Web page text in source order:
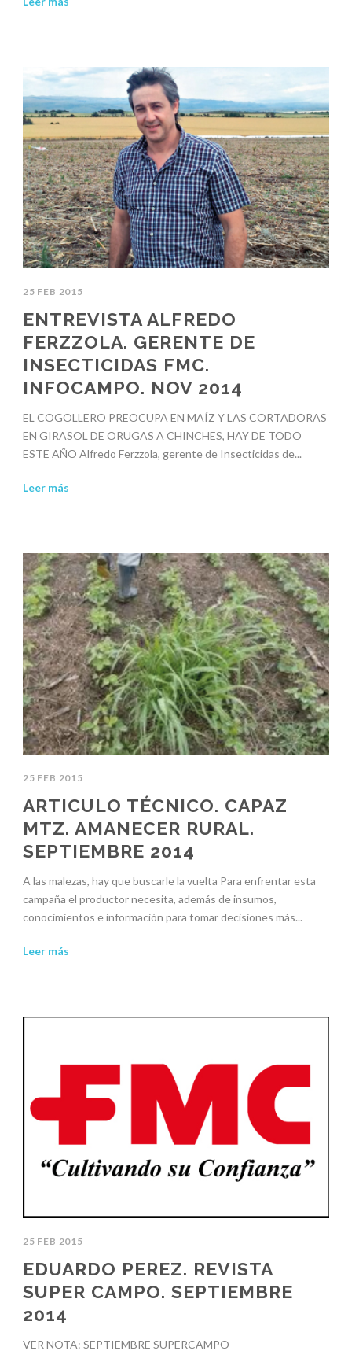
25 FEB 2015
ENTREVISTA ALFREDO
FERZZOLA. GERENTE DE
INSECTICIDAS FMC.
INFOCAMPO. NOV 2014
EL COGOLLERO PREOCUPA EN MAÍZ Y LAS CORTADORAS
EN GIRASOL DE ORUGAS A CHINCHES, HAY DE TODO
ESTE AÑO Alfredo Ferzzola, gerente de Insecticidas de...
Leer más
25 FEB 2015
ARTICULO TÉCNICO. CAPAZ
MTZ. AMANECER RURAL.
SEPTIEMBRE 2014
A las malezas, hay que buscarle la vuelta Para enfrentar esta
campaña el productor necesita, además de insumos,
conocimientos e información para tomar decisiones más...
Leer más
25 FEB 2015
EDUARDO PEREZ. REVISTA
SUPER CAMPO. SEPTIEMBRE
2014
VER NOTA: SEPTIEMBRE SUPERCAMPO